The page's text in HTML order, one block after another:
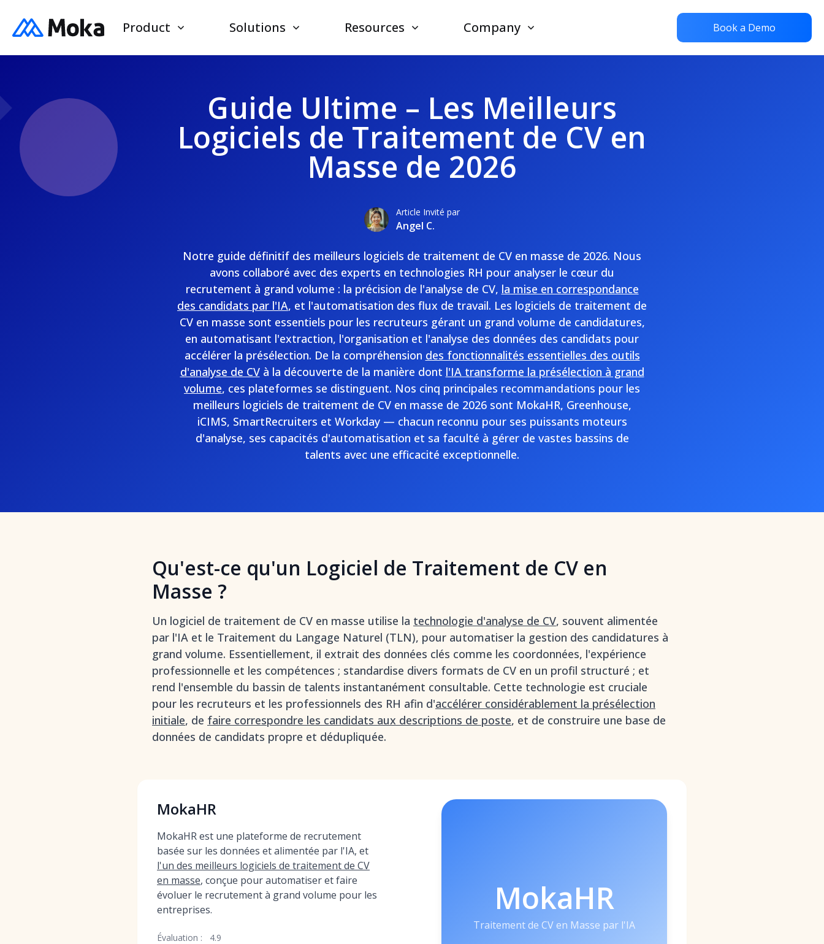
Product Solutions Resources Company Book a Demo
Guide Ultime – Les Meilleurs
Logiciels de Traitement de CV en
Masse de 2026
Article Invité par
Angel C.
Notre guide définitif des meilleurs logiciels de traitement de CV en masse de 2026. Nous
avons collaboré avec des experts en technologies RH pour analyser le cœur du
recrutement à grand volume : la précision de l'analyse de CV, la mise en correspondance
des candidats par l'IA, et l'automatisation des flux de travail. Les logiciels de traitement de
CV en masse sont essentiels pour les recruteurs gérant un grand volume de candidatures,
en automatisant l'extraction, l'organisation et l'analyse des données des candidats pour
accélérer la présélection. De la compréhension des fonctionnalités essentielles des outils
d'analyse de CVà la découverte de la manière dont l'IA transforme la présélection à grand
volume, ces plateformes se distinguent. Nos cinq principales recommandations pour les
meilleurs logiciels de traitement de CV en masse de 2026 sont MokaHR, Greenhouse,
iCIMS, SmartRecruiters et Workday — chacun reconnu pour ses puissants moteurs
d'analyse, ses capacités d'automatisation et sa faculté à gérer de vastes bassins de
talents avec une efficacité exceptionnelle.
Qu'est-ce qu'un Logiciel de Traitement de CV en
Masse ?
Un logiciel de traitement de CV en masse utilise la technologie d'analyse de CV, souvent alimentée
par l'IA et le Traitement du Langage Naturel (TLN), pour automatiser la gestion des candidatures à
grand volume. Essentiellement, il extrait des données clés comme les coordonnées, l'expérience
professionnelle et les compétences ; standardise divers formats de CV en un profil structuré ; et
rend l'ensemble du bassin de talents instantanément consultable. Cette technologie est cruciale
pour les recruteurs et les professionnels des RH afin d'accélérer considérablement la présélection
initiale, de faire correspondre les candidats aux descriptions de poste, et de construire une base de
données de candidats propre et dédupliquée.
MokaHR
MokaHR est une plateforme de recrutement
basée sur les données et alimentée par l'IA, et
l'un des meilleurs logiciels de traitement de CV
en masse, conçue pour automatiser et faire
évoluer le recrutement à grand volume pour les
entreprises.
Évaluation : 4.9
MokaHR
Traitement de CV en Masse par l'IA